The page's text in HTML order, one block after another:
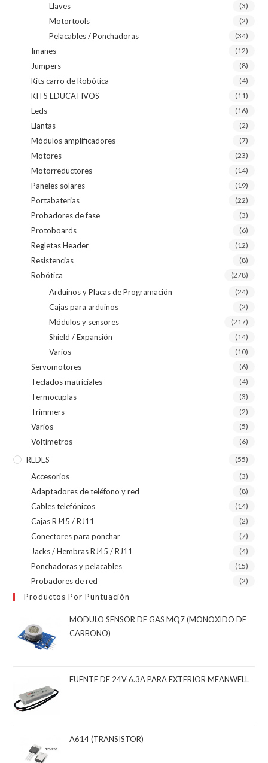
Llaves (3)
Motortools (2)
Pelacables / Ponchadoras (34)
Imanes (12)
Jumpers (8)
Kits carro de Robótica (4)
KITS EDUCATIVOS (11)
Leds (16)
Llantas (2)
Módulos amplificadores (7)
Motores (23)
Motorreductores (14)
Paneles solares (19)
Portabaterias (22)
Probadores de fase (3)
Protoboards (6)
Regletas Header (12)
Resistencias (8)
Robótica (278)
Arduinos y Placas de Programación (24)
Cajas para arduinos (2)
Módulos y sensores (217)
Shield / Expansión (14)
Varios (10)
Servomotores (6)
Teclados matriciales (4)
Termocuplas (3)
Trimmers (2)
Varios (5)
Voltímetros (6)
REDES (55)
Accesorios (3)
Adaptadores de teléfono y red (8)
Cables telefónicos (14)
Cajas RJ45 / RJ11 (2)
Conectores para ponchar (7)
Jacks / Hembras RJ45 / RJ11 (4)
Ponchadoras y pelacables (15)
Probadores de red (2)
Productos Por Puntuación
MODULO SENSOR DE GAS MQ7 (MONOXIDO DE
CARBONO)
FUENTE DE 24V 6.3A PARA EXTERIOR MEANWELL
A614 (TRANSISTOR)